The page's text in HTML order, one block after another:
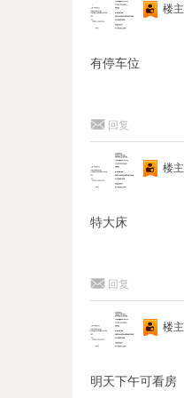
楼主
有停车位
回复
楼主
特大床
回复
楼主
明天下午可看房